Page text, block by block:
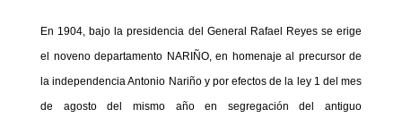
En 1904, bajo la presidencia del General Rafael Reyes se erige
el noveno departamento NARIÑO, en homenaje al precursor de
la independencia Antonio Nariño y por efectos de la ley 1 del mes
de agosto del mismo año en segregación del antiguo